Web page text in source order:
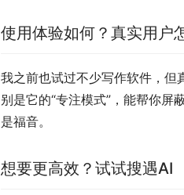
使用体验如何？真实用户
我之前也试过不少写作软件，但
别是它的“专注模式”，能帮你
是福音。
想要更高效？试试搜遇AI